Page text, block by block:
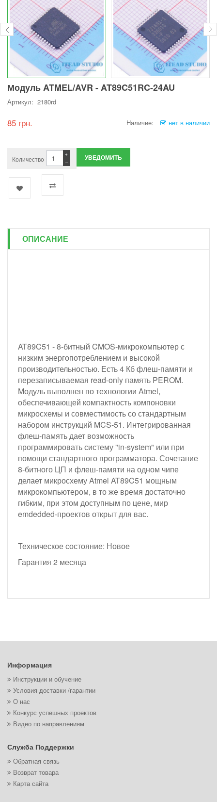
Модуль ATMEL/AVR - AT89C51RC-24AU
Артикул: 2180rd
85 грн. Наличие: нет в наличии
Количество −
+ УВЕДОМИТЬ
ОПИСАНИЕ
AT89C51 - 8-битный CMOS-микрокомпьютер с
низким энергопотреблением и высокой
производительностью. Есть 4 Кб флеш-памяти и
перезаписываемая read-only память PEROM.
Модуль выполнен по технологии Atmel,
обеспечивающей компактность компоновки
микросхемы и совместимость со стандартным
набором инструкций MCS-51. Интегрированная
флеш-память дает возможность
программировать систему "in-system" или при
помощи стандартного программатора. Сочетание
8-битного ЦП и флеш-памяти на одном чипе
делает микросхему Atmel AT89C51 мощным
микрокомпьютером, в то же время достаточно
гибким, при этом доступным по цене, мир
emdedded-проектов открыт для вас.
Техническое состояние: Новое
Гарантия 2 месяца
Информация
Инструкции и обучение
Условия доставки /гарантии
О нас
Конкурс успешных проектов
Видео по направлениям
Служба Поддержки
Обратная связь
Возврат товара
Карта сайта